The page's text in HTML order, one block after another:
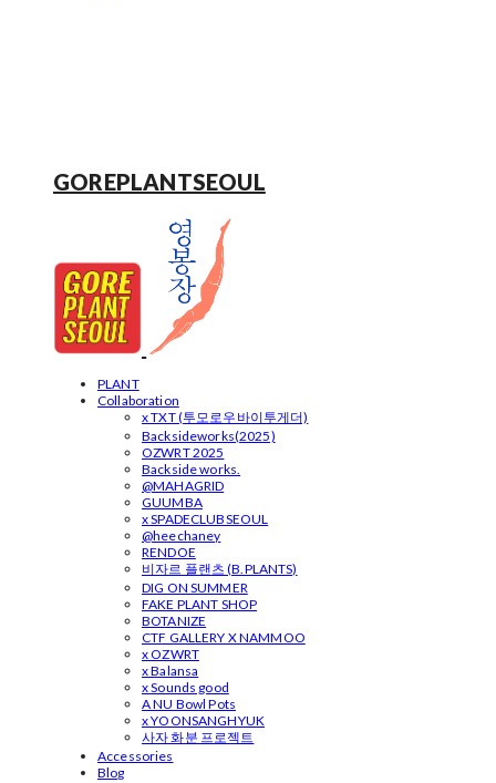
GOREPLANTSEOUL
PLANT
Collaboration
x TXT (투모로우바이투게더)
Backsideworks(2025)
OZWRT 2025
Backside works.
@MAHAGRID
GUUMBA
x SPADECLUBSEOUL
@heechaney
RENDOE
비자르 플랜츠 (B.PLANTS)
DIG ON SUMMER
FAKE PLANT SHOP
BOTANIZE
CTF GALLERY X NAMMOO
x OZWRT
x Balansa
x Sounds good
A NU Bowl Pots
x YOONSANGHYUK
사자 화분 프로젝트
Accessories
Blog